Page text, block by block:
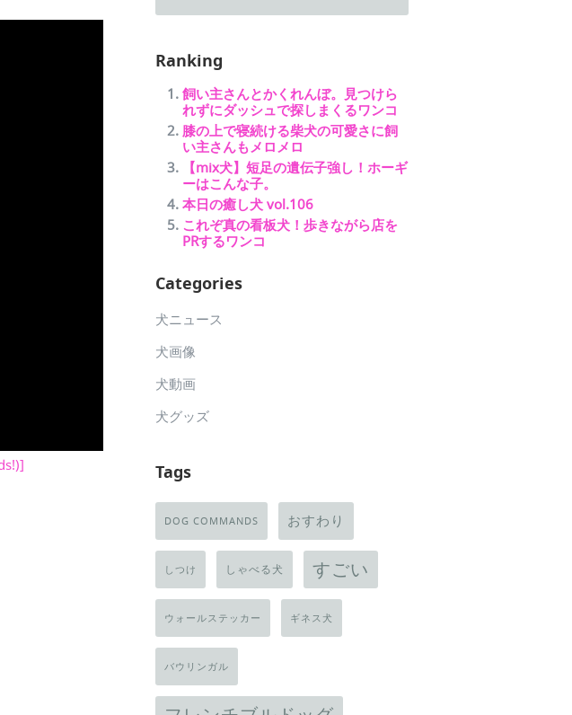
Ranking
飼い主さんとかくれんぼ。見つけら
れずにダッシュで探しまくるワンコ
膝の上で寝続ける柴犬の可愛さに飼
い主さんもメロメロ
【mix犬】短足の遺伝子強し！ホーギ
ーはこんな子。
本日の癒し犬 vol.106
これぞ真の看板犬！歩きながら店を
PRするワンコ
Categories
犬ニュース
犬画像
犬動画
犬グッズ
Tags
DOG COMMANDS おすわり
しつけ しゃべる犬 すごい
ウォールステッカー ギネス犬
バウリンガル